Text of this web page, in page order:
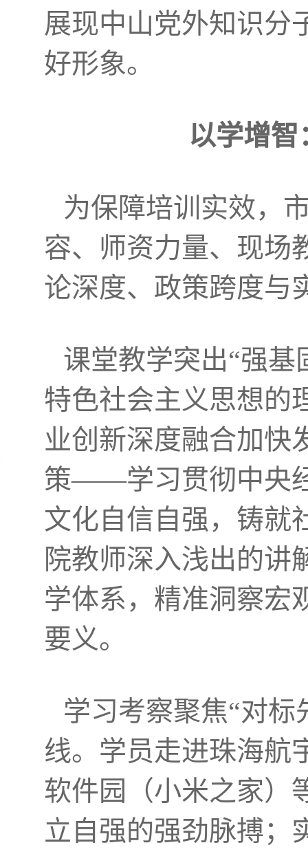
展现中山党外知识分
好形象。
以学增智
为保障培训实效，
容、师资力量、现场
论深度、政策跨度与
课堂教学突出“强
特色社会主义思想的
业创新深度融合加快
策——学习贯彻中央
文化自信自强，铸就
院教师深入浅出的讲
学体系，精准洞察宏
要义。
学习考察聚焦“对
线。学员走进珠海航
软件园（小米之家）
立自强的强劲脉搏；